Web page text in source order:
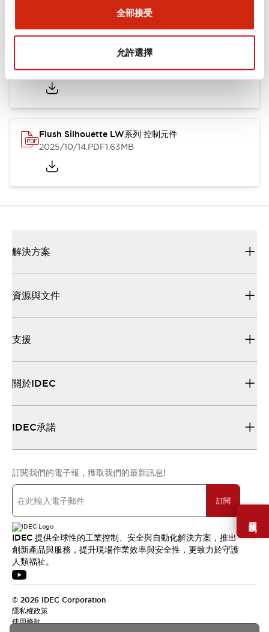
全部接受
允許選擇
需要幫助嗎？
認證與標準
Flush Silhouette LW系列 控制元件 (英文版)
2025/09/19.PDF1.23MB
Flush Silhouette LW系列 控制元件
2025/10/14.PDF1.63MB
解決方案
資源與文件
支援
關於IDEC
IDEC承諾
訂閱我們的電子報，獲取我們的最新訊息!
訂閱
IDEC 提供全球性的工業控制、安全與自動化解決方案，推出
創新產品與服務，提升現場作業效率與安全性，更致力於守護
人類福祉。
© 2026 IDEC Corporation
隱私權政策
使用條款